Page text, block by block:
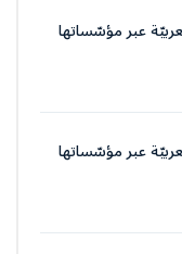
عبر مؤسّساتها
عبر مؤسّساتها